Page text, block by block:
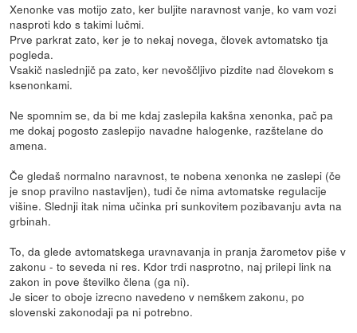
Xenonke vas motijo zato, ker buljite naravnost vanje, ko vam vozi
nasproti kdo s takimi lučmi.
Prve parkrat zato, ker je to nekaj novega, človek avtomatsko tja
pogleda.
Vsakič naslednjič pa zato, ker nevoščljivo pizdite nad človekom s
ksenonkami.
Ne spomnim se, da bi me kdaj zaslepila kakšna xenonka, pač pa
me dokaj pogosto zaslepijo navadne halogenke, razštelane do
amena.
Če gledaš normalno naravnost, te nobena xenonka ne zaslepi (če
je snop pravilno nastavljen), tudi če nima avtomatske regulacije
višine. Slednji itak nima učinka pri sunkovitem pozibavanju avta na
grbinah.
To, da glede avtomatskega uravnavanja in pranja žarometov piše v
zakonu - to seveda ni res. Kdor trdi nasprotno, naj prilepi link na
zakon in pove številko člena (ga ni).
Je sicer to oboje izrecno navedeno v nemškem zakonu, po
slovenski zakonodaji pa ni potrebno.